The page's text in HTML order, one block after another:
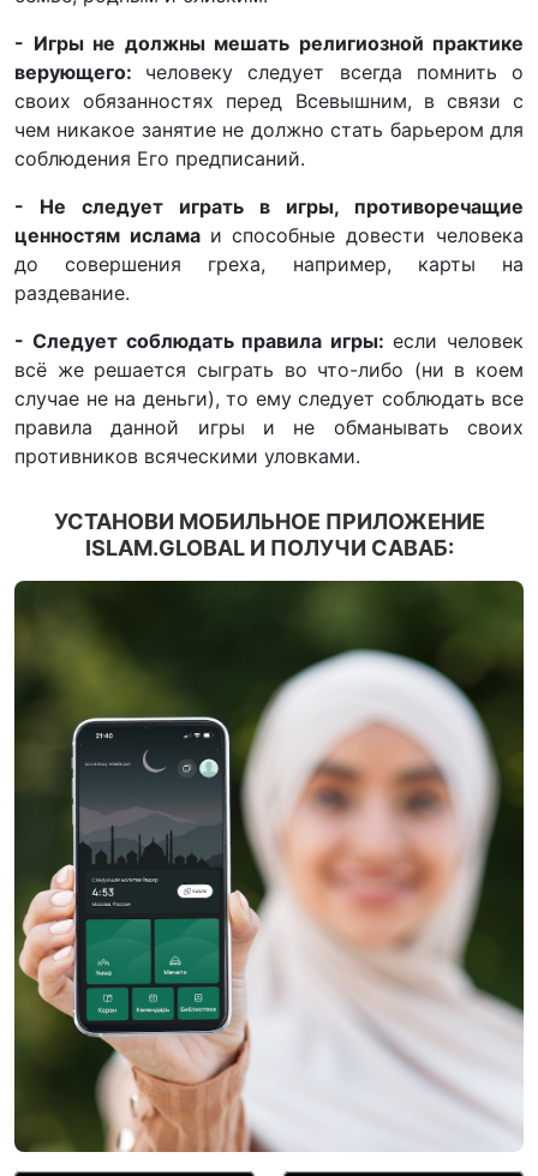
- Игры не должны мешать религиозной практике
верующего: человеку следует всегда помнить о
своих обязанностях перед Всевышним, в связи с
чем никакое занятие не должно стать барьером для
соблюдения Его предписаний.
- Не следует играть в игры, противоречащие
ценностям ислама и способные довести человека
до совершения греха, например, карты на
раздевание.
- Следует соблюдать правила игры:если человек
всё же решается сыграть во что-либо (ни в коем
случае не на деньги), то ему следует соблюдать все
правила данной игры и не обманывать своих
противников всяческими уловками.
УСТАНОВИ МОБИЛЬНОЕ ПРИЛОЖЕНИЕ
ISLAM.GLOBAL И ПОЛУЧИ САВАБ: